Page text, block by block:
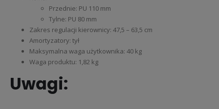
Przednie: PU 110 mm
Tylne: PU 80 mm
Zakres regulacji kierownicy: 47,5 – 63,5 cm
Amortyzatory: tył
Maksymalna waga użytkownika: 40 kg
Waga produktu: 1,82 kg
Uwagi: